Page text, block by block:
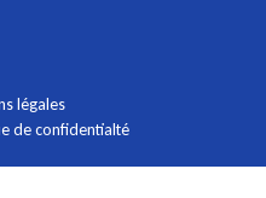
légales
de confidentialté